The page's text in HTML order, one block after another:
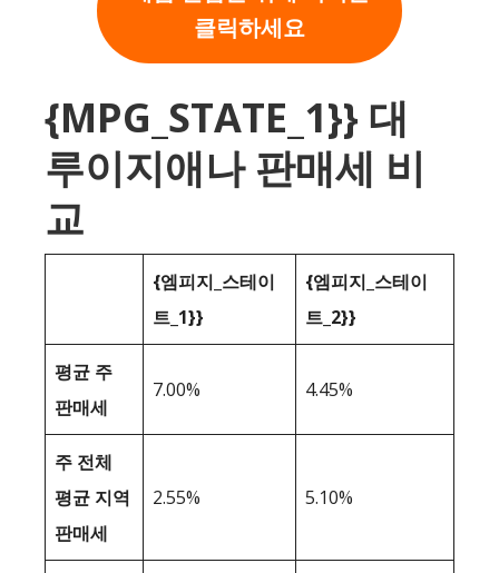
클릭하세요
{MPG_STATE_1}} 대
루이지애나 판매세 비
교
{엠피지_스테이
트_1}}
{엠피지_스테이
트_2}}
평균 주
판매세
7.00% 4.45%
주 전체
평균 지역
판매세
2.55% 5.10%